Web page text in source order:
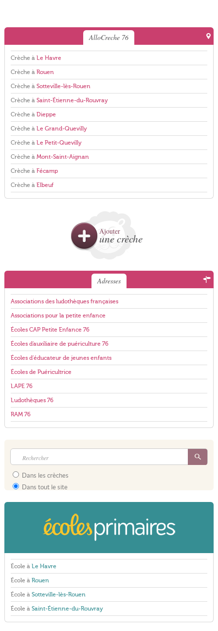
AlloCreche 76
Crèche à Le Havre
Crèche à Rouen
Crèche à Sotteville-lès-Rouen
Crèche à Saint-Étienne-du-Rouvray
Crèche à Dieppe
Crèche à Le Grand-Quevilly
Crèche à Le Petit-Quevilly
Crèche à Mont-Saint-Aignan
Crèche à Fécamp
Crèche à Elbeuf
Ajouter
une crèche
Adresses
Associations des ludothèques françaises
Associations pour la petite enfance
Écoles CAP Petite Enfance 76
Écoles d'auxiliaire de puériculture 76
Écoles d'éducateur de jeunes enfants
Écoles de Puéricultrice
LAPE 76
Ludothèques 76
RAM 76
Dans les crèches
Dans tout le site
École à Le Havre
École à Rouen
École à Sotteville-lès-Rouen
École à Saint-Étienne-du-Rouvray